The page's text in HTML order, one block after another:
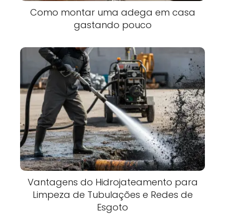
Como montar uma adega em casa
gastando pouco
Vantagens do Hidrojateamento para
Limpeza de Tubulações e Redes de
Esgoto